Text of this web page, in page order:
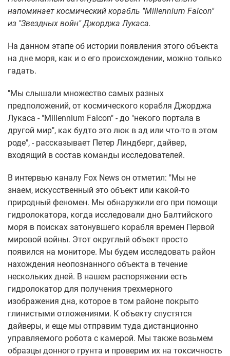
напоминает космический корабль "Millennium Falcon"
из "Звездных войн" Джорджа Лукаса.
На данном этапе об истории появления этого объекта
на дне моря, как и о его происхождении, можно только
гадать.
"Мы слышали множество самых разных
предположений, от космического корабля Джорджа
Лукаса - "Millennium Falcon" - до "некого портала в
другой мир", как будто это люк в ад или что-то в этом
роде", - рассказывает Петер Линдберг, дайвер,
входящий в состав команды исследователей.
В интервью каналу Fox News он отметил: "Мы не
знаем, искусственный это объект или какой-то
природный феномен. Мы обнаружили его при помощи
гидролокатора, когда исследовали дно Балтийского
моря в поисках затонувшего корабля времен Первой
мировой войны. Этот округлый объект просто
появился на мониторе. Мы будем исследовать район
нахождения неопознанного объекта в течение
нескольких дней. В нашем распоряжении есть
гидролокатор для получения трехмерного
изображения дна, которое в том районе покрыто
глинистыми отложениями. К объекту спустятся
дайверы, и еще мы отправим туда дистанционно
управляемого робота с камерой. Мы также возьмем
образцы донного грунта и проверим их на токсичность